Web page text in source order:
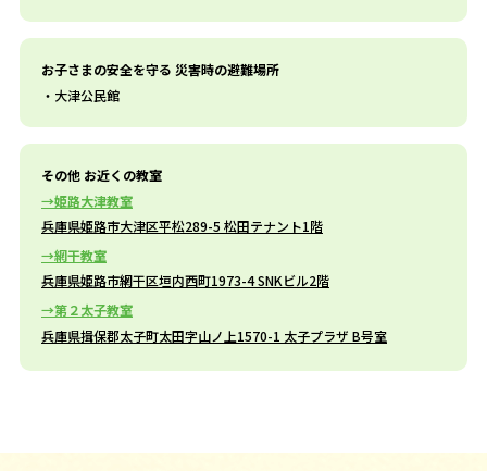
お子さまの安全を守る 災害時の避難場所
大津公民館
その他 お近くの教室
姫路大津教室
兵庫県姫路市大津区平松289-5 松田テナント1階
網干教室
兵庫県姫路市網干区垣内西町1973-4 SNKビル2階
第２太子教室
兵庫県揖保郡太子町太田字山ノ上1570-1 太子プラザ B号室